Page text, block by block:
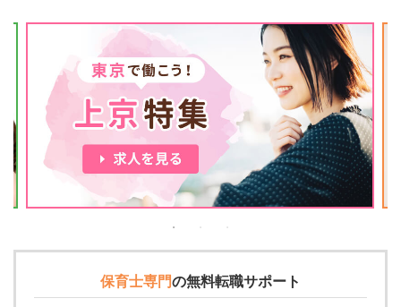
保育士専門の無料転職サポート